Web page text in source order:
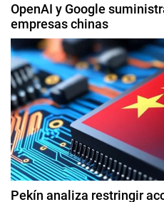
OpenAI y Google
empresas chinas
Pekín analiza restringir